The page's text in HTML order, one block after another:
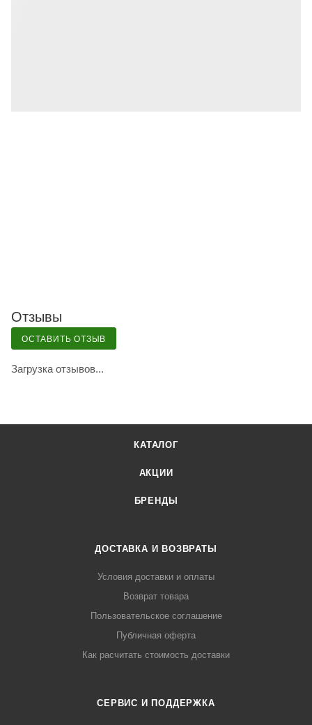
Отзывы
ОСТАВИТЬ ОТЗЫВ
Загрузка отзывов...
КАТАЛОГ
АКЦИИ
БРЕНДЫ
ДОСТАВКА И ВОЗВРАТЫ
Условия доставки и оплаты
Возврат товара
Пользовательское соглашение
Публичная оферта
Как расчитать стоимость доставки
СЕРВИС И ПОДДЕРЖКА